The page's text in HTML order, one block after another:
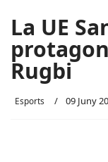
La UE
Rugbi
Esports 09 Juny